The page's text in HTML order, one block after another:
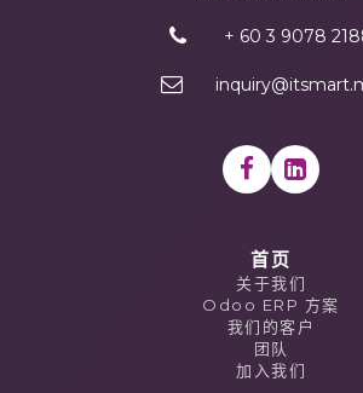
+ 60 3 9078
首页
关于我们
Odoo ERP 方案
我们的客户
团队
加入我们